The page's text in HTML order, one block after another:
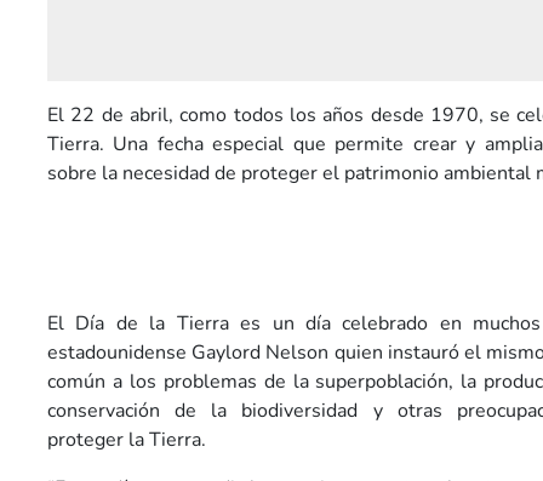
El 22 de abril, como todos los años desde 1970, se
Tierra. Una fecha especial que permite crear y
sobre la necesidad de proteger el patrimonio ambiental
El Día de la Tierra es un día celebrado en
estadounidense Gaylord Nelson quien instauró el
común a los problemas de la superpoblación, la
conservación de la biodiversidad y otras
proteger la Tierra.